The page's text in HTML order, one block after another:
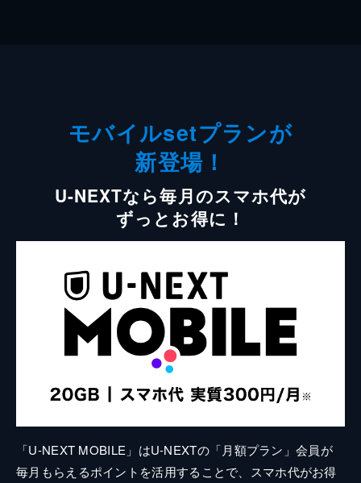
モバイルsetプランが
新登場！
U-NEXTなら毎月のスマホ代が
ずっとお得に！
「U-NEXT MOBILE」はU-NEXTの「月額プラン」会員が
毎月もらえるポイントを活用することで、スマホ代がお得